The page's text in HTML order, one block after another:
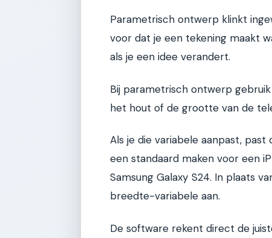
Parametrisch ontwerp klinkt
voor dat je een tekening maakt
als je een idee verandert.
Bij parametrisch ontwerp
het hout of de grootte van de
Als je die variabele aanpast,
een standaard maken voor een
Samsung Galaxy S24. In plaats
breedte-variabele aan.
De software rekent direct de